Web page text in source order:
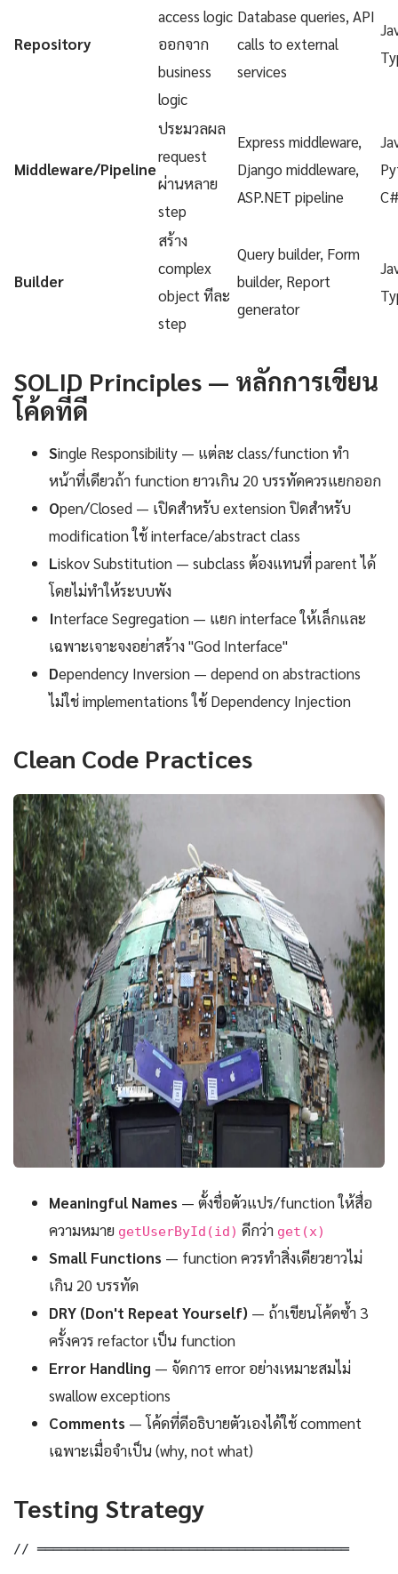
Repository
access logic
ออกจาก
business
logic
Database queries, API
calls to external
services
Middleware/Pipeline
ประมวลผล
request
ผ่านหลาย
step
Express middleware,
Django middleware,
ASP.NET pipeline
Builder
สร้าง
complex
object ทีละ
step
Query builder, Form
builder, Report
generator
SOLID Principles — หลักการเขียน
โค้ดที่ดี
Single Responsibility — แต่ละ class/function ทำ
หน้าที่เดียวถ้า function ยาวเกิน 20 บรรทัดควรแยกออก
Open/Closed — เปิดสำหรับ extension ปิดสำหรับ
modification ใช้ interface/abstract class
Liskov Substitution — subclass ต้องแทนที่ parent ได้
โดยไม่ทำให้ระบบพัง
Interface Segregation — แยก interface ให้เล็กและ
เฉพาะเจาะจงอย่าสร้าง "God Interface"
Dependency Inversion — depend on abstractions
ไม่ใช่ implementations ใช้ Dependency Injection
Clean Code Practices
Meaningful Names — ตั้งชื่อตัวแปร/function ให้สื่อ
ความหมาย getUserById(id) ดีกว่า get(x)
Small Functions — function ควรทำสิ่งเดียวยาวไม่
เกิน 20 บรรทัด
DRY (Don't Repeat Yourself) — ถ้าเขียนโค้ดซ้ำ 3
ครั้งควร refactor เป็น function
Error Handling — จัดการ error อย่างเหมาะสมไม่
swallow exceptions
Comments — โค้ดที่ดีอธิบายตัวเองได้ใช้ comment
เฉพาะเมื่อจำเป็น (why, not what)
Testing Strategy
// ═══════════════════════════════════════